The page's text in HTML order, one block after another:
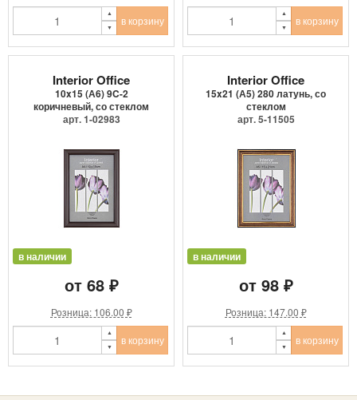
в корзину в корзину
Interior Office
10x15 (А6) 9C-2
коричневый, со стеклом
арт. 1-02983
в наличии
от 68 ₽
Розница: 106.00 ₽
в корзину
Interior Office
15x21 (А5) 280 латунь, со
стеклом
арт. 5-11505
в наличии
от 98 ₽
Розница: 147.00 ₽
в корзину